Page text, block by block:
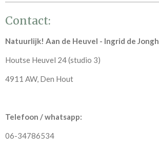
Contact:
Natuurlijk! Aan de Heuvel - Ingrid de Jongh
Houtse Heuvel 24 (studio 3)
4911 AW, Den Hout
Telefoon / whatsapp:
06-34786534